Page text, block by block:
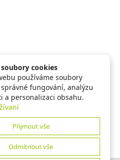
cookies
používáme soubory
fungování, analýzu
a personalizaci obsahu.
Přijmout vše
Odmítnout vše